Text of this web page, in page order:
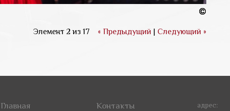
Элемент 2 из 17 « Предыдущий | Следующий »
Главная
Контакты
адрес: